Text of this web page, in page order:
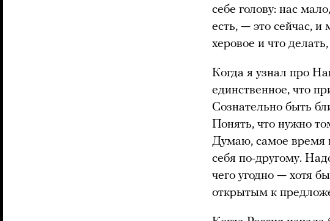
себе голову: нас
есть, — это сейчас,
херовое и что
Когда я узнал про
единственное, что
Сознательно быть
Понять, что нужно
Думаю, самое время
себя по-другому.
чего угодно — хотя
открытым к